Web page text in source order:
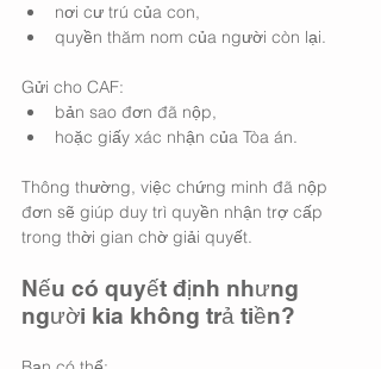
nơi cư trú của con,
quyền thăm nom của người còn lại.
Gửi cho CAF:
bản sao đơn đã nộp,
hoặc giấy xác nhận của Tòa án.
Thông thường, việc chứng minh đã nộp
đơn sẽ giúp duy trì quyền nhận trợ cấp
trong thời gian chờ giải quyết.
Nếu có quyết định nhưng
người kia không trả tiền?